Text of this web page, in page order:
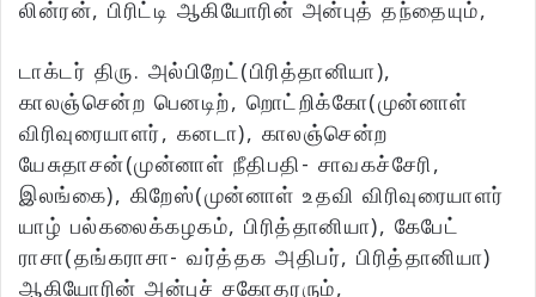
லின்ரன், பிரிட்டி ஆகியோரின் அன்புத் தந்தையும்,
டாக்டர் திரு. அல்பிறேட்(பிரித்தானியா),
காலஞ்சென்ற பெனடிற், றொட்றிக்கோ(முன்னாள்
விரிவுரையாளர், கனடா), காலஞ்சென்ற
யேசுதாசன்(முன்னாள் நீதிபதி- சாவகச்சேரி,
இலங்கை), கிறேஸ்(முன்னாள் உதவி விரிவுரையாளர்
யாழ் பல்கலைக்கழகம், பிரித்தானியா), கேபேட்
ராசா(தங்கராசா- வர்த்தக அதிபர், பிரித்தானியா)
ஆகியோரின் அன்புச் சகோதரரும்,